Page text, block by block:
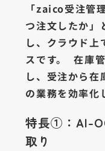
「zaico受注管
つ注文したか」
し、クラウド上
スです。 在庫
し、受注から在
の業務を効率化
特長①：AI-
取り